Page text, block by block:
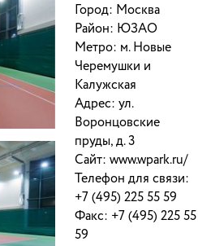
Город: Москва
Район: ЮЗАО
Метро: м. Новые
Черемушки и
Калужская
Адрес: ул.
Воронцовские
пруды, д. 3
Сайт: www.wpark.ru/
Телефон для связи:
+7 (495) 225 55 59
Факс: +7 (495) 225 55
59